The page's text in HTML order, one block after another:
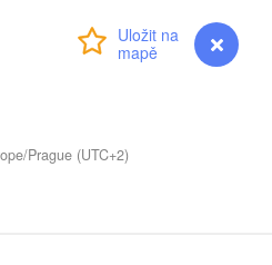
myVentusky Předpověď
Prague (UTC+2)